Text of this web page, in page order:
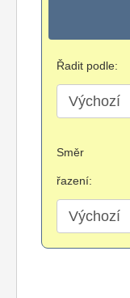
Řadit podle:
Směr
řazení: